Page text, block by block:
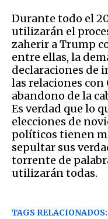
Durante todo el
utilizarán el
zaherir a Trump
entre ellas, la
declaraciones de
las relaciones con
abandono de la
Es verdad que lo
elecciones de
políticos tienen
sepultar sus
torrente de
utilizarán todas.
TAGS RELACIONADOS: